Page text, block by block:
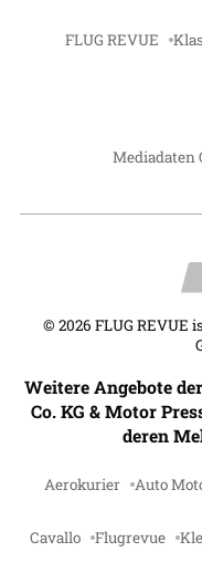
FLUG REVUE
Mediadaten
© 2026 FLUG REVUE
Weitere Angebote
Co. KG & Motor
deren
Aerokurier Auto
Cavallo Flugrevue